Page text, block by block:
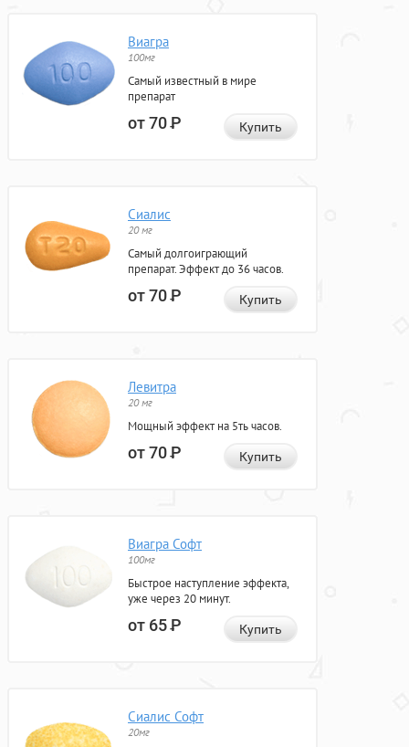
Виагра
100мг
Самый известный в мире
препарат
от 70Р Купить
Сиалис
20 мг
Самый долгоиграющий
препарат. Эффект до 36 часов.
от 70Р Купить
Левитра
20 мг
Мощный эффект на 5ть часов.
от 70Р Купить
Виагра Софт
100мг
Быстрое наступление эффекта,
уже через 20 минут.
от 65Р Купить
Сиалис Софт
20мг